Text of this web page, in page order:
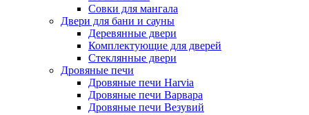
Совки для мангала
Двери для бани и сауны
Деревянные двери
Комплектующие для дверей
Стеклянные двери
Дровяные печи
Дровяные печи Harvia
Дровяные печи Варвара
Дровяные печи Везувий